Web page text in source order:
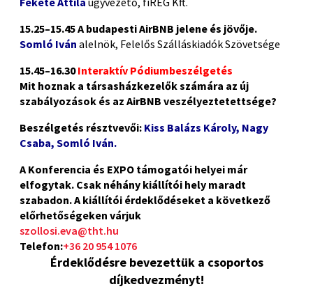
15.25–15.45A budapesti AirBNB jelene és jövője.
Somló Iván alelnök, Felelős Szálláskiadók Szövetsége
15.45–16.30Interaktív Pódiumbeszélgetés
Mit hoznak a társasházkezelők számára az új
szabályozások és az AirBNB veszélyeztetettsége?
Beszélgetés résztvevői: Kiss Balázs Károly, Nagy
Csaba, Somló Iván.
A Konferencia és EXPO támogatói helyei már
elfogytak. Csak néhány kiállítói hely maradt
szabadon. A kiállítói érdeklődéseket a következő
előrhetőségeken várjuk
szollosi.eva@tht.hu
Telefon:+36 20 954 1076
Érdeklődésre bevezettük a csoportos
díjkedvezményt!